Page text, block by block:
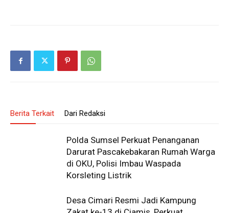
Berita Terkait Dari Redaksi
Polda Sumsel Perkuat Penanganan
Darurat Pascakebakaran Rumah Warga
di OKU, Polisi Imbau Waspada
Korsleting Listrik
Desa Cimari Resmi Jadi Kampung